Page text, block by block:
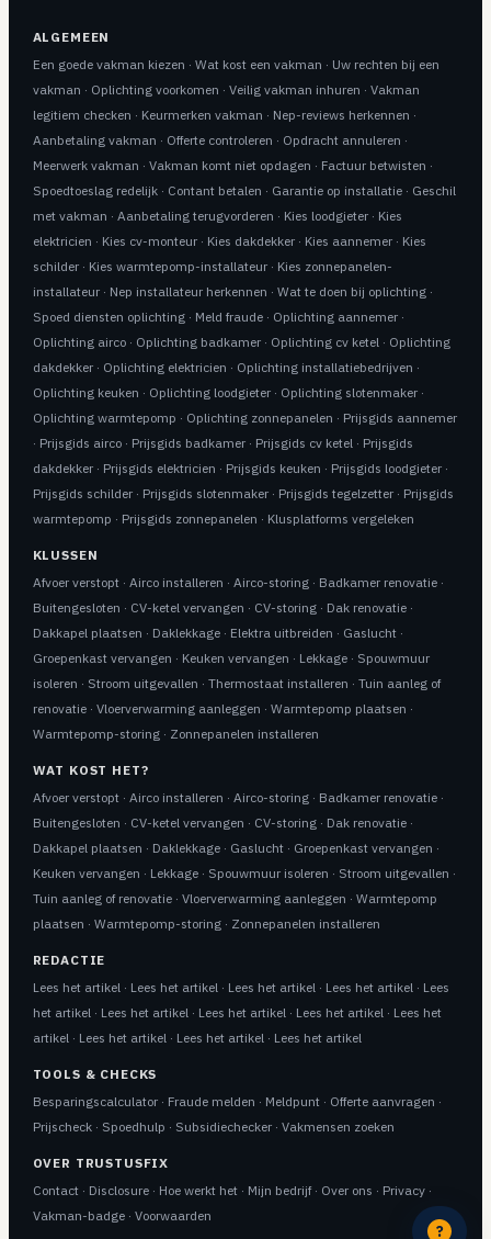
ALGEMEEN
Een goede vakman kiezen · Wat kost een vakman · Uw rechten bij een
vakman · Oplichting voorkomen · Veilig vakman inhuren · Vakman
legitiem checken · Keurmerken vakman · Nep-reviews herkennen ·
Aanbetaling vakman · Offerte controleren · Opdracht annuleren ·
Meerwerk vakman · Vakman komt niet opdagen · Factuur betwisten ·
Spoedtoeslag redelijk· Contant betalen · Garantie op installatie· Geschil
met vakman · Aanbetaling terugvorderen · Kies loodgieter· Kies
elektricien · Kies cv-monteur· Kies dakdekker· Kies aannemer· Kies
schilder· Kies warmtepomp-installateur· Kies zonnepanelen-
installateur· Nep installateur herkennen · Wat te doen bij oplichting·
Spoed diensten oplichting· Meld fraude· Oplichting aannemer·
Oplichting airco· Oplichting badkamer· Oplichting cv ketel · Oplichting
dakdekker· Oplichting elektricien · Oplichting installatiebedrijven ·
Oplichting keuken · Oplichting loodgieter· Oplichting slotenmaker·
Oplichting warmtepomp · Oplichting zonnepanelen · Prijsgids aannemer
· Prijsgids airco· Prijsgids badkamer· Prijsgids cv ketel · Prijsgids
dakdekker· Prijsgids elektricien · Prijsgids keuken · Prijsgids loodgieter·
Prijsgids schilder· Prijsgids slotenmaker· Prijsgids tegelzetter· Prijsgids
warmtepomp · Prijsgids zonnepanelen · Klusplatforms vergeleken
KLUSSEN
Afvoer verstopt· Airco installeren · Airco-storing· Badkamer renovatie·
Buitengesloten · CV-ketel vervangen · CV-storing· Dak renovatie·
Dakkapel plaatsen · Daklekkage· Elektra uitbreiden · Gaslucht·
Groepenkast vervangen · Keuken vervangen · Lekkage· Spouwmuur
isoleren · Stroom uitgevallen · Thermostaat installeren · Tuin aanleg of
renovatie· Vloerverwarming aanleggen · Warmtepomp plaatsen ·
Warmtepomp-storing· Zonnepanelen installeren
WAT KOST HET?
Afvoer verstopt· Airco installeren · Airco-storing· Badkamer renovatie·
Buitengesloten · CV-ketel vervangen · CV-storing· Dak renovatie·
Dakkapel plaatsen · Daklekkage· Gaslucht· Groepenkast vervangen ·
Keuken vervangen · Lekkage· Spouwmuur isoleren · Stroom uitgevallen ·
Tuin aanleg of renovatie· Vloerverwarming aanleggen · Warmtepomp
plaatsen · Warmtepomp-storing· Zonnepanelen installeren
REDACTIE
Lees het artikel · Lees het artikel · Lees het artikel · Lees het artikel · Lees
het artikel · Lees het artikel · Lees het artikel · Lees het artikel · Lees het
artikel · Lees het artikel · Lees het artikel · Lees het artikel
TOOLS & CHECKS
Besparingscalculator· Fraude melden · Meldpunt· Offerte aanvragen ·
Prijscheck· Spoedhulp · Subsidiechecker· Vakmensen zoeken
OVER TRUSTUSFIX
Contact· Disclosure· Hoe werkt het· Mijn bedrijf· Over ons · Privacy·
Vakman-badge· Voorwaarden
?